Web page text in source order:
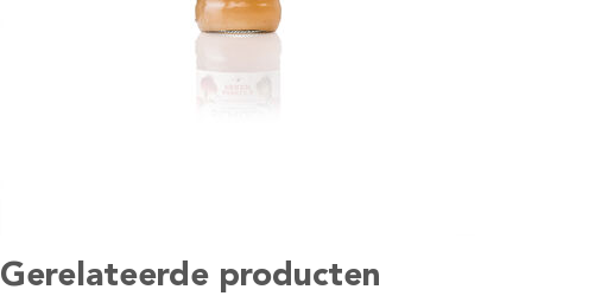
Gerelateerde producten